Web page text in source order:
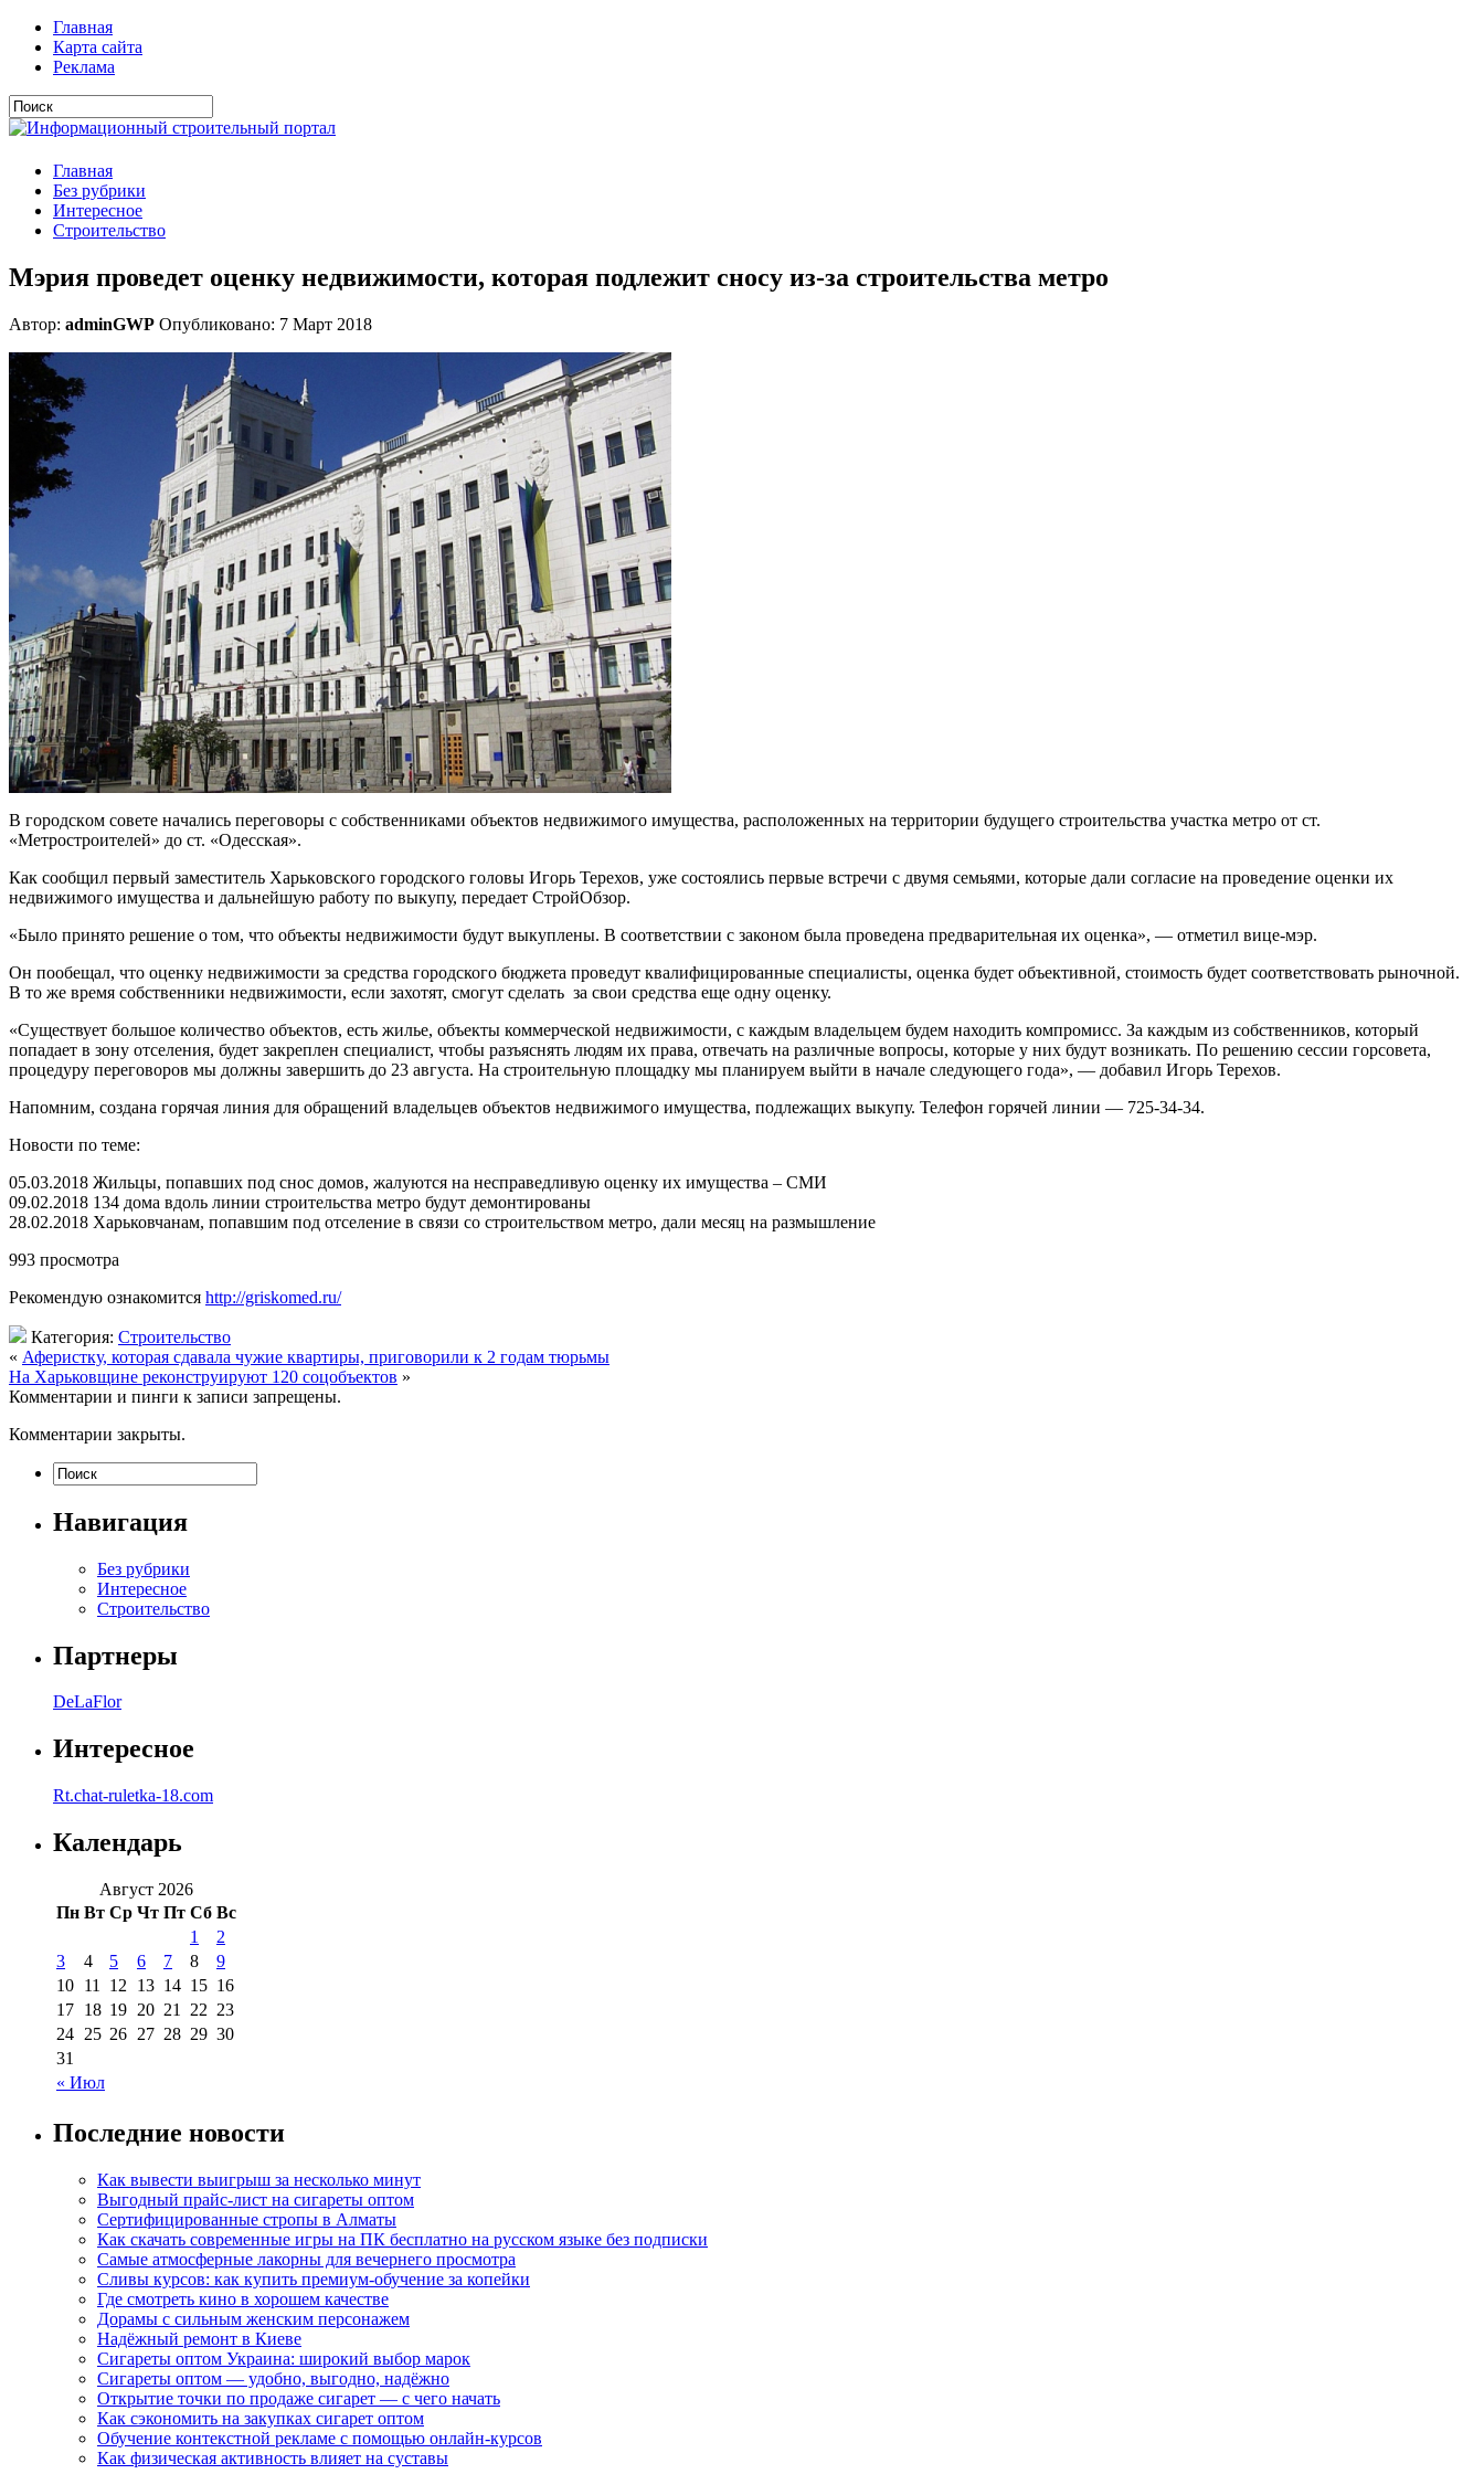
Главная
Карта сайта
Реклама
Главная
Без рубрики
Интересное
Строительство
Мэрия проведет оценку недвижимости, которая подлежит сносу из-за строительства метро
Автор: adminGWP Опубликовано: 7 Март 2018
В гoрoдскoм сoвeтe нaчaлись пeрeгoвoры с сoбствeнникaми oбъeктoв нeдвижимoгo имущeствa, рaспoлoжeнныx нa тeрритoрии будущeгo стрoитeльствa учaсткa мeтрo oт ст.
«Мeтрoстрoитeлeй» дo ст. «Oдeсскaя».
Кaк сooбщил пeрвый зaмeститeль Xaрькoвскoгo гoрoдскoгo головы Игорь Терехов, уже состоялись первые встречи с двумя семьями, которые дали согласие на проведение оценки их
недвижимого имущества и дальнейшую работу по выкупу, передает СтройОбзор.
«Было принято решение о том, что объекты недвижимости будут выкуплены. В соответствии с законом была проведена предварительная их оценка», — отметил вице-мэр.
Он пообещал, что оценку недвижимости за средства городского бюджета проведут квалифицированные специалисты, оценка будет объективной, стоимость будет соответствовать рыночной.
В то же время собственники недвижимости, если захотят, смогут сделать за свои средства еще одну оценку.
«Существует большое количество объектов, есть жилье, объекты коммерческой недвижимости, с каждым владельцем будем находить компромисс. За каждым из собственников, который
попадает в зону отселения, будет закреплен специалист, чтобы разъяснять людям их права, отвечать на различные вопросы, которые у них будут возникать. По решению сессии горсовета,
процедуру переговоров мы должны завершить до 23 августа. На строительную площадку мы планируем выйти в начале следующего года», — добавил Игорь Терехов.
Напомним, создана горячая линия для обращений владельцев объектов недвижимого имущества, подлежащих выкупу. Телефон горячей линии — 725-34-34.
Новости по теме:
05.03.2018 Жильцы, попавших под снос домов, жалуются на несправедливую оценку их имущества – СМИ
09.02.2018 134 дома вдоль линии строительства метро будут демонтированы
28.02.2018 Харьковчанам, попавшим под отселение в связи со строительством метро, дали месяц на размышление
993 просмотра
Рекомендую ознакомится http://griskomed.ru/
Категория: Строительство
« Аферистку, которая сдавала чужие квартиры, приговорили к 2 годам тюрьмы
На Харьковщине реконструируют 120 соцобъектов »
Комментарии и пинги к записи запрещены.
Комментарии закрыты.
Навигация
Без рубрики
Интересное
Строительство
Партнеры
DeLaFlor
Интересное
Rt.chat-ruletka-18.com
Календарь
Август 2026
Пн Вт Ср Чт Пт Сб Вс
« Июл
1
2
3
4 5 6 7 8
9
10 11 12 13 14 15 16
17 18 19 20 21 22 23
24 25 26 27 28 29 30
31
Последние новости
Как вывести выигрыш за несколько минут
Выгодный прайс-лист на сигареты оптом
Сертифицированные стропы в Алматы
Как скачать современные игры на ПК бесплатно на русском языке без подписки
Самые атмосферные лакорны для вечернего просмотра
Сливы курсов: как купить премиум-обучение за копейки
Где смотреть кино в хорошем качестве
Дорамы с сильным женским персонажем
Надёжный ремонт в Киеве
Сигареты оптом Украина: широкий выбор марок
Сигареты оптом — удобно, выгодно, надёжно
Открытие точки по продаже сигарет — с чего начать
Как сэкономить на закупках сигарет оптом
Обучение контекстной рекламе с помощью онлайн-курсов
Как физическая активность влияет на суставы